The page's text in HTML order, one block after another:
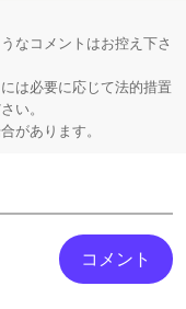
ロPの抗議で歌ってみた非公開になること心配する声
なコメントはお控え下さ
は必要に応じて法的措置
い。
があります。